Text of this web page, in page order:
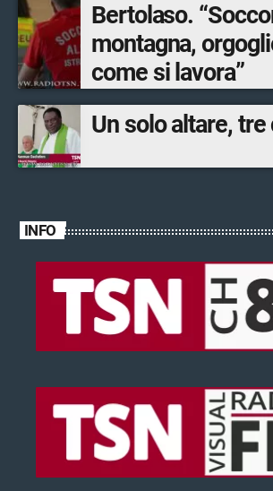
Bertolaso.
montagna,
come si lavora”
Un solo altare,
INFO